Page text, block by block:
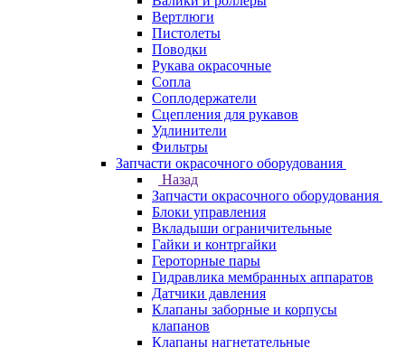
Вертлюги
Пистолеты
Поводки
Рукава окрасочные
Сопла
Соплодержатели
Сцепления для рукавов
Удлинители
Фильтры
Запчасти окрасочного оборудования
Назад
Запчасти окрасочного оборудования
Блоки управления
Вкладыши ограничительные
Гайки и контргайки
Героторные пары
Гидравлика мембранных аппаратов
Датчики давления
Клапаны заборные и корпусы
клапанов
Клапаны нагнетательные